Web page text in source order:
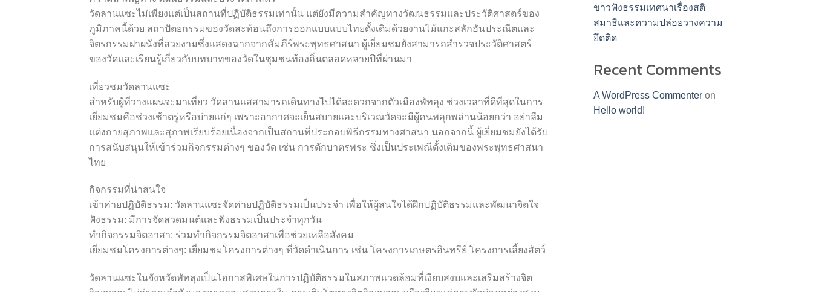
วัดลานแซะไม่เพียงแต่เป็นสถานที่ปฏิบัติธรรมเท่านั้น แต่ยังมีความสำคัญทางวัฒนธรรมและประวัติศาสตร์ของ
ภูมิภาคนี้ด้วย สถาปัตยกรรมของวัดสะท้อนถึงการออกแบบแบบไทยดั้งเดิมด้วยงานไม้แกะสลักอันประณีตและ
จิตรกรรมฝาผนังที่สวยงามซึ่งแสดงฉากจากคัมภีร์พระพุทธศาสนา ผู้เยี่ยมชมยังสามารถสำรวจประวัติศาสตร์
ของวัดและเรียนรู้เกี่ยวกับบทบาทของวัดในชุมชนท้องถิ่นตลอดหลายปีที่ผ่านมา
เที่ยวชมวัดลานแซะ
สำหรับผู้ที่วางแผนจะมาเที่ยว วัดลานแสสามารถเดินทางไปได้สะดวกจากตัวเมืองพัทลุง ช่วงเวลาที่ดีที่สุดในการ
เยี่ยมชมคือช่วงเช้าตรู่หรือบ่ายแก่ๆ เพราะอากาศจะเย็นสบายและบริเวณวัดจะมีผู้คนพลุกพล่านน้อยกว่า อย่าลืม
แต่งกายสุภาพและสุภาพเรียบร้อยเนื่องจากเป็นสถานที่ประกอบพิธีกรรมทางศาสนา นอกจากนี้ ผู้เยี่ยมชมยังได้รับ
การสนับสนุนให้เข้าร่วมกิจกรรมต่างๆ ของวัด เช่น การตักบาตรพระ ซึ่งเป็นประเพณีดั้งเดิมของพระพุทธศาสนา
ไทย
กิจกรรมที่น่าสนใจ
เข้าค่ายปฏิบัติธรรม: วัดลานแซะจัดค่ายปฏิบัติธรรมเป็นประจำ เพื่อให้ผู้สนใจได้ฝึกปฏิบัติธรรมและพัฒนาจิตใจ
ฟังธรรม: มีการจัดสวดมนต์และฟังธรรมเป็นประจำทุกวัน
ทำกิจกรรมจิตอาสา: ร่วมทำกิจกรรมจิตอาสาเพื่อช่วยเหลือสังคม
เยี่ยมชมโครงการต่างๆ: เยี่ยมชมโครงการต่างๆ ที่วัดดำเนินการ เช่น โครงการเกษตรอินทรีย์ โครงการเลี้ยงสัตว์
วัดลานแซะในจังหวัดพัทลุงเป็นโอกาสพิเศษในการปฏิบัติธรรมในสภาพแวดล้อมที่เงียบสงบและเสริมสร้างจิต
ขาวฟังธรรมเทศนาเรื่องสติ
สมาธิและความปล่อยวางความ
ยึดติด
Recent Comments
A WordPress Commenteron
Hello world!